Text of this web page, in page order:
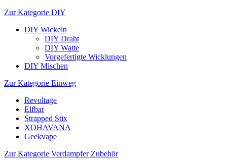
Zur Kategorie DIY
DIY Wickeln
DIY Draht
DIY Watte
Vorgefertigte Wicklungen
DIY Mischen
Zur Kategorie Einweg
Revoltage
Elfbar
Strapped Stix
XOHAVANA
Geekvape
Zur Kategorie Verdampfer Zubehör